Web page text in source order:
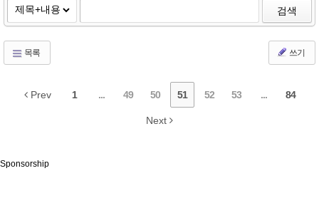
검색
목록 쓰기
Prev 1 ... 49 50 51 52 53 ... 84
Next
Sponsorship